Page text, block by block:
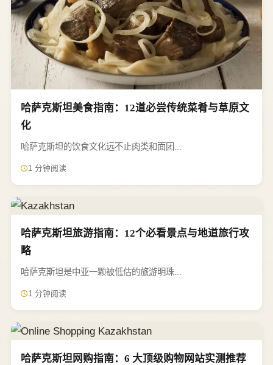
哈萨克斯坦美食指南：12道必尝传统菜肴与草原文
化
哈萨克斯坦的饮食文化远不止肉类和面团...
1 分钟阅读
哈萨克斯坦旅游指南：12个必看景点与地道旅行攻
略
哈萨克斯坦是中亚一颗被低估的旅游明珠...
1 分钟阅读
哈萨克斯坦网购指南：6 大顶级购物网站实测推荐